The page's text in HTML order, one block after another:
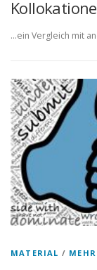
…ein Vergleich mit
MATERIAL /